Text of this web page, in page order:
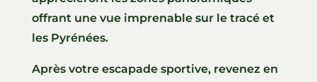
offrant une vue imprenable sur le tracé et
les Pyrénées.
Après votre escapade sportive, revenez en